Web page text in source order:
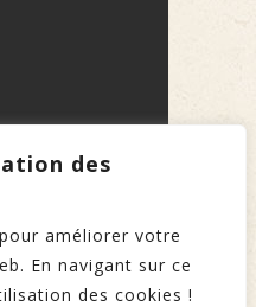
des
améliorer votre
En navigant sur ce
des cookies !